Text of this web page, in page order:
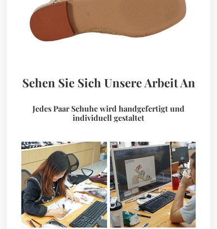
Sehen Sie Sich Unsere Arbeit An
Jedes Paar Schuhe wird handgefertigt und
individuell gestaltet